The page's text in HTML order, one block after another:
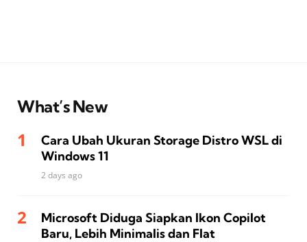
What’s New
Cara Ubah Ukuran Storage Distro WSL di
Windows 11
2 days ago
Microsoft Diduga Siapkan Ikon Copilot
Baru, Lebih Minimalis dan Flat